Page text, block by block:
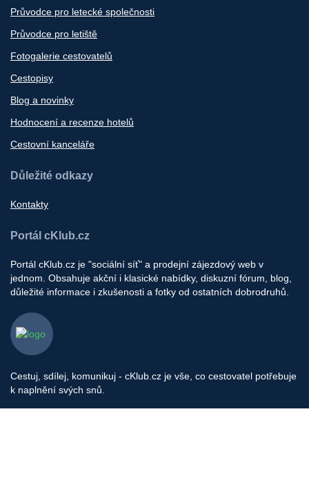
Průvodce pro letecké společnosti
Průvodce pro letiště
Fotogalerie cestovatelů
Cestopisy
Blog a novinky
Hodnocení a recenze hotelů
Cestovní kanceláře
Důležité odkazy
Kontakty
Portál cKlub.cz
Portál cKlub.cz je "sociální síť" a prodejní zájezdový web v
jednom. Obsahuje akční i klasické nabídky, diskuzní fórum, blog,
důležité informace i zkušenosti a fotky od ostatních dobrodruhů.
Cestuj, sdílej, komunikuj - cKlub.cz je vše, co cestovatel potřebuje
k naplnění svých snů.